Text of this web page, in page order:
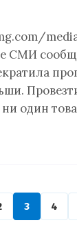
СМИ
один
3 4